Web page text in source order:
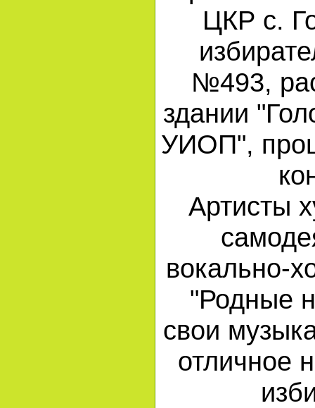
ЦКР с.
№493,
здании
УИОП",
Артисты
вокально-
"Родные
свои
отличное